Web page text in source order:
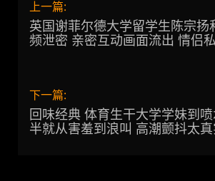
上一篇:
英国谢菲尔德大学留学生陈宗扬
频泄密 亲密互动画面流出 情侣
下一篇:
回味经典 体育生干大学学妹到
半就从害羞到浪叫 高潮颤抖太